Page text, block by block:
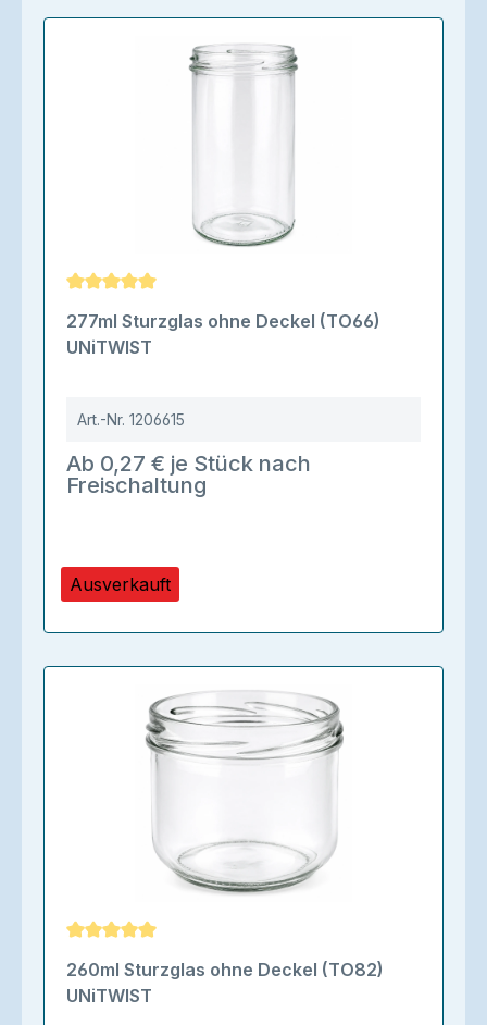
Ausverkauft
Durchschnittliche Bewertung von 5 von 5 Sternen
277ml Sturzglas ohne Deckel (TO66)
UNiTWIST
Art.-Nr. 1206615
Ab 0,27 € je Stück nach
Freischaltung
Durchschnittliche Bewertung von 5 von 5 Sternen
260ml Sturzglas ohne Deckel (TO82)
UNiTWIST